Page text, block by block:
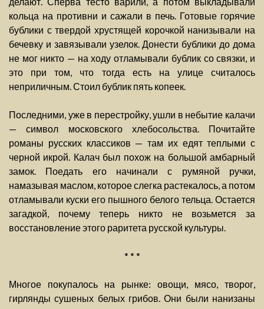
кольца на противни и сажали в печь. Готовые горячие
бублики с твердой хрустящей корочкой нанизывали на
бечевку и завязывали узелок. Донести бублики до дома
не мог никто — на ходу отламывали бублик со связки, и
это при том, что тогда есть на улице считалось
неприличным. Стоил бублик пять копеек.
Последними, уже в перестройку, ушли в небытие калачи
— символ московского хлебосольства. Почитайте
романы русских классиков — там их едят теплыми с
черной икрой. Калач был похож на большой амбарный
замок. Поедать его начинали с румяной ручки,
намазывая маслом, которое слегка растекалось, а потом
отламывали куски его пышного белого тельца. Остается
загадкой, почему теперь никто не возьмется за
восстановление этого раритета русской культуры.
* * *
Многое покупалось на рынке: овощи, мясо, творог,
гирлянды сушеных белых грибов. Они были нанизаны